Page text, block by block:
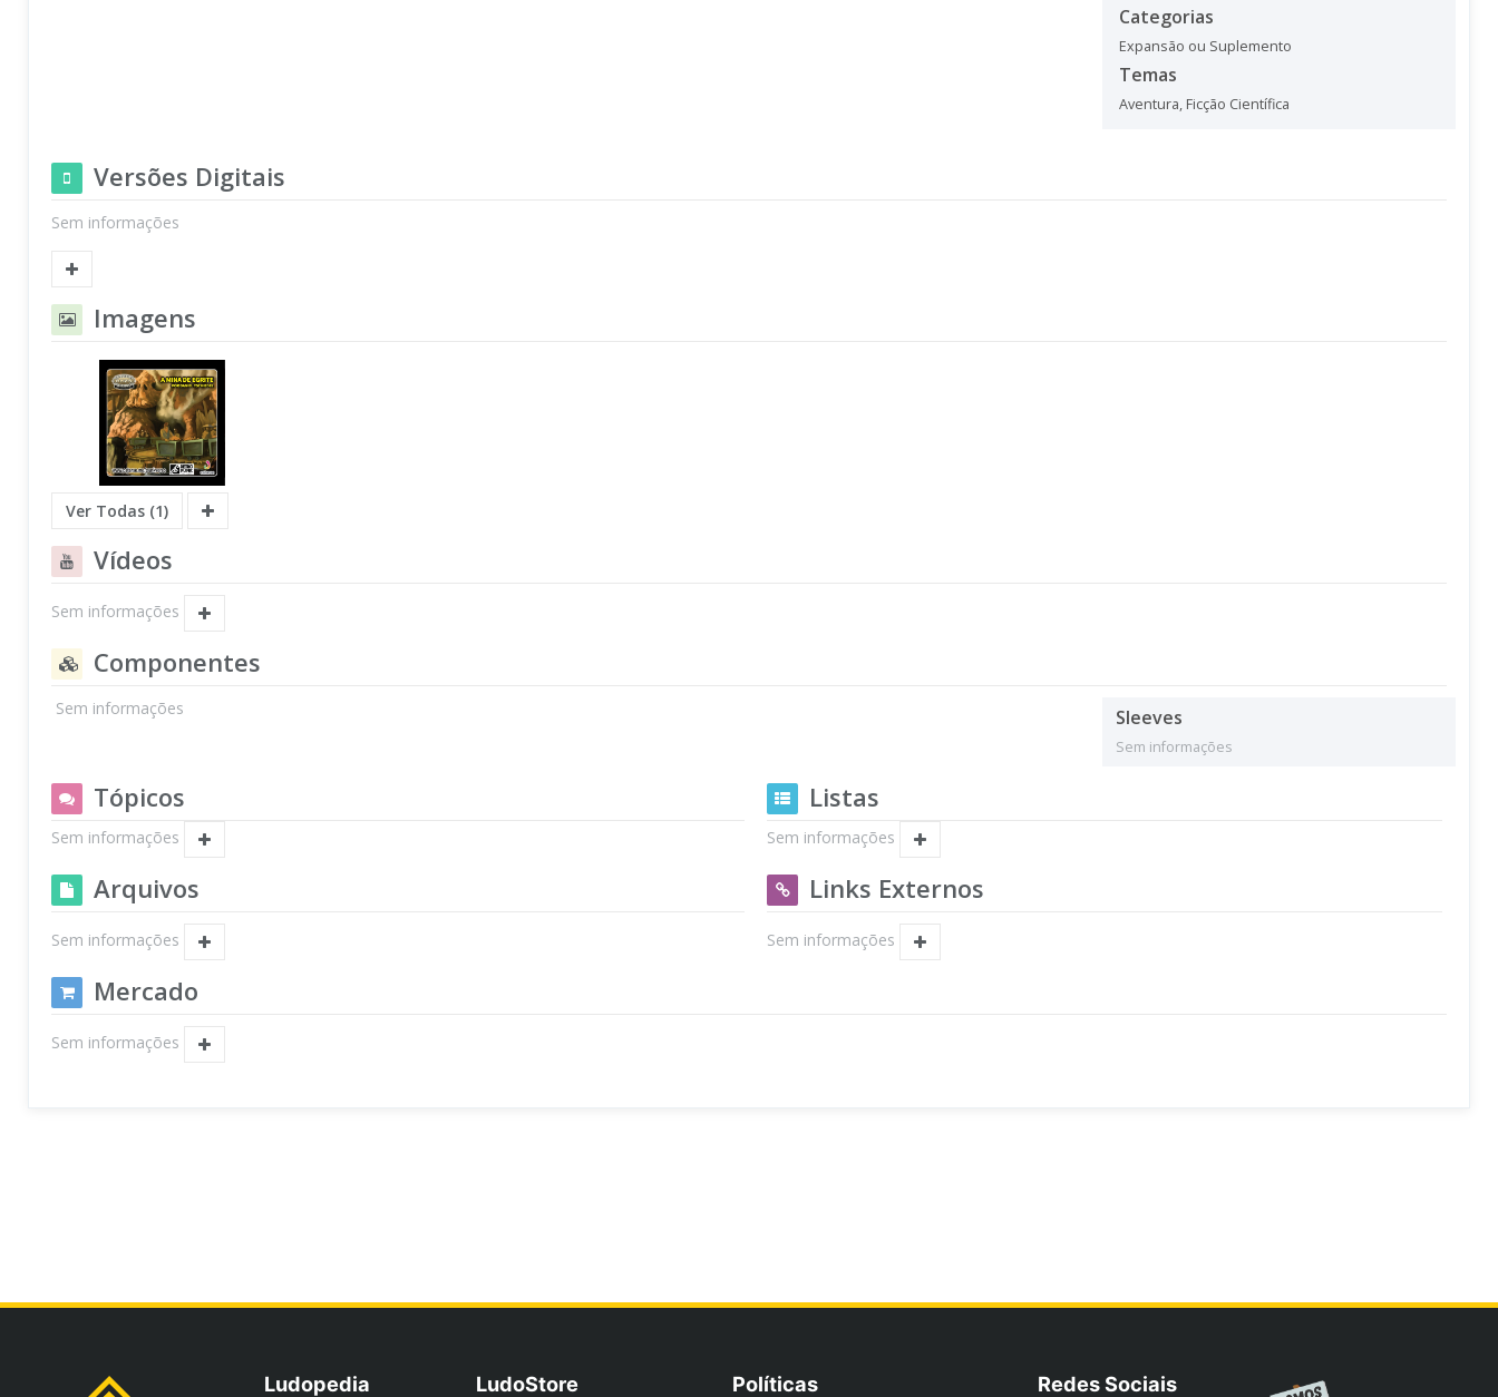
Categorias
Expansão ou Suplemento
Temas
Aventura, Ficção Científica
Versões Digitais
Sem informações
Imagens
Ver Todas (1)
Vídeos
Sem informações
Componentes
Sem informações Sleeves
Sem informações
Tópicos
Sem informações
Listas
Sem informações
Arquivos
Sem informações
Links Externos
Sem informações
Mercado
Sem informações
Ludopedia LudoStore Políticas Redes Sociais